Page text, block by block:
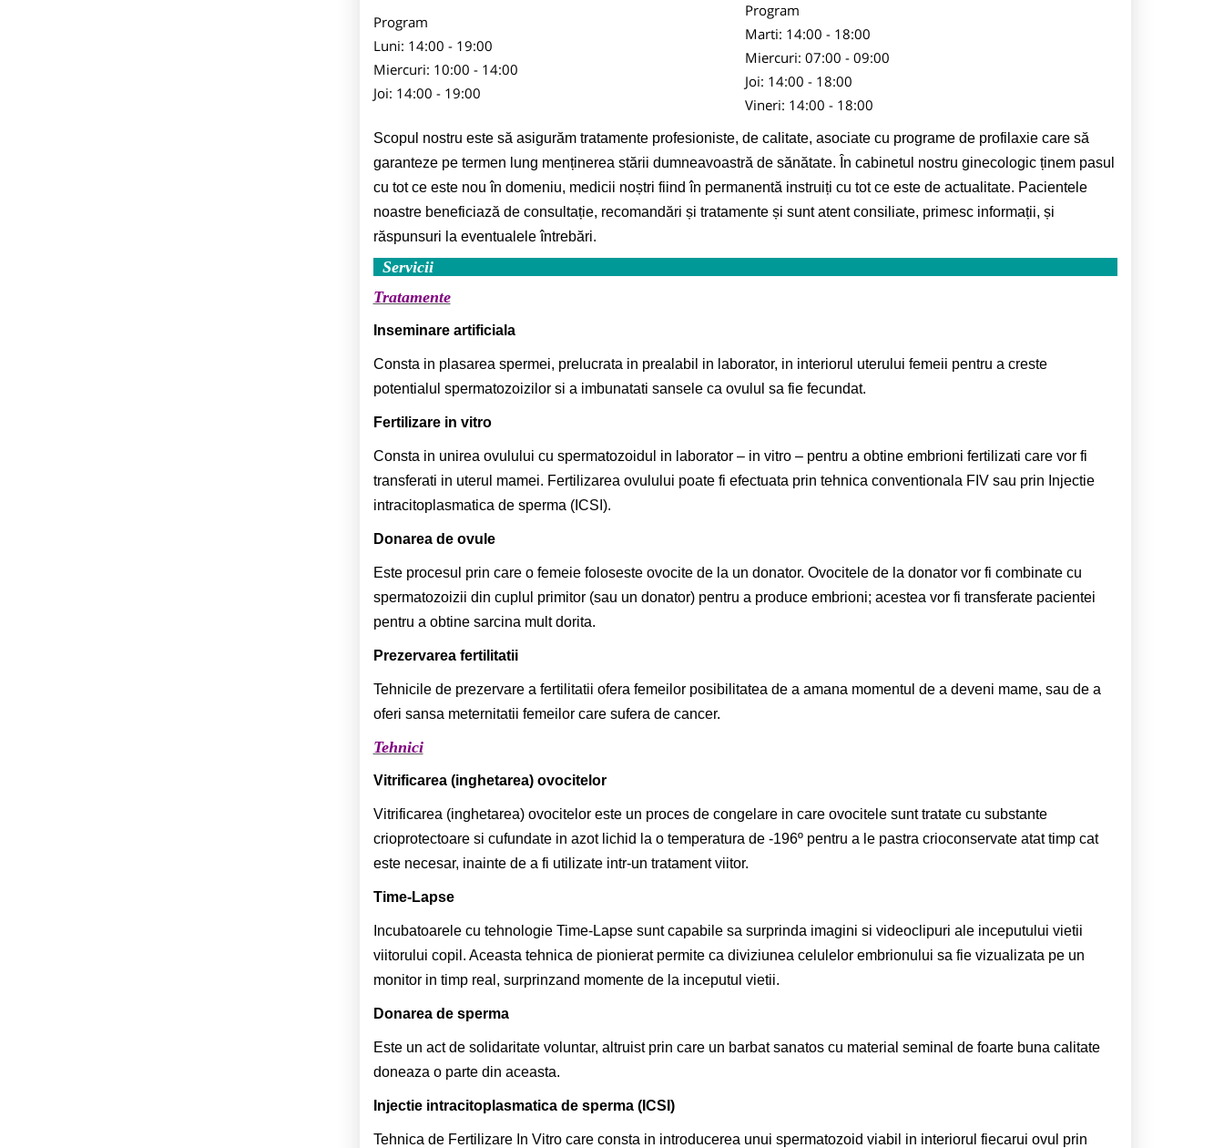
Program
Luni: 14:00 - 19:00
Miercuri: 10:00 - 14:00
Joi: 14:00 - 19:00
Program
Marti: 14:00 - 18:00
Miercuri: 07:00 - 09:00
Joi: 14:00 - 18:00
Vineri: 14:00 - 18:00
Scopul nostru este să asigurăm tratamente profesioniste, de calitate, asociate cu programe de profilaxie care să
garanteze pe termen lung menținerea stării dumneavoastră de sănătate. În cabinetul nostru ginecologic ținem pasul
cu tot ce este nou în domeniu, medicii noștri fiind în permanentă instruiți cu tot ce este de actualitate. Pacientele
noastre beneficiază de consultație, recomandări și tratamente și sunt atent consiliate, primesc informații, și
răspunsuri la eventualele întrebări.
Servicii
Tratamente
Inseminare artificiala
Consta in plasarea spermei, prelucrata in prealabil in laborator, in interiorul uterului femeii pentru a creste
potentialul spermatozoizilor si a imbunatati sansele ca ovulul sa fie fecundat.
Fertilizare in vitro
Consta in unirea ovulului cu spermatozoidul in laborator – in vitro – pentru a obtine embrioni fertilizati care vor fi
transferati in uterul mamei. Fertilizarea ovulului poate fi efectuata prin tehnica conventionala FIV sau prin Injectie
intracitoplasmatica de sperma (ICSI).
Donarea de ovule
Este procesul prin care o femeie foloseste ovocite de la un donator. Ovocitele de la donator vor fi combinate cu
spermatozoizii din cuplul primitor (sau un donator) pentru a produce embrioni; acestea vor fi transferate pacientei
pentru a obtine sarcina mult dorita.
Prezervarea fertilitatii
Tehnicile de prezervare a fertilitatii ofera femeilor posibilitatea de a amana momentul de a deveni mame, sau de a
oferi sansa meternitatii femeilor care sufera de cancer.
Tehnici
Vitrificarea (inghetarea) ovocitelor
Vitrificarea (inghetarea) ovocitelor este un proces de congelare in care ovocitele sunt tratate cu substante
crioprotectoare si cufundate in azot lichid la o temperatura de -196º pentru a le pastra crioconservate atat timp cat
este necesar, inainte de a fi utilizate intr-un tratament viitor.
Time-Lapse
Incubatoarele cu tehnologie Time-Lapse sunt capabile sa surprinda imagini si videoclipuri ale inceputului vietii
viitorului copil. Aceasta tehnica de pionierat permite ca diviziunea celulelor embrionului sa fie vizualizata pe un
monitor in timp real, surprinzand momente de la inceputul vietii.
Donarea de sperma
Este un act de solidaritate voluntar, altruist prin care un barbat sanatos cu material seminal de foarte buna calitate
doneaza o parte din aceasta.
Injectie intracitoplasmatica de sperma (ICSI)
Tehnica de Fertilizare In Vitro care consta in introducerea unui spermatozoid viabil in interiorul fiecarui ovul prin